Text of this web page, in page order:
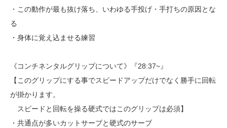
・この動作が最も抜け落ち、いわゆる手投げ・手打ちの原因とな
る
・身体に覚え込ませる練習
《コンチネンタルグリップについて》『28:37~』
【このグリップにする事でスピードアップだけでなく勝手に回転
が掛かります。
スピードと回転を操る硬式ではこのグリップは必須】
・共通点が多いカットサーブと硬式のサーブ